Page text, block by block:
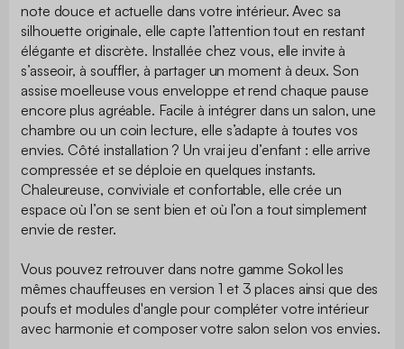
note douce et actuelle dans votre intérieur. Avec sa
silhouette originale, elle capte l’attention tout en restant
élégante et discrète. Installée chez vous, elle invite à
s’asseoir, à souffler, à partager un moment à deux. Son
assise moelleuse vous enveloppe et rend chaque pause
encore plus agréable. Facile à intégrer dans un salon, une
chambre ou un coin lecture, elle s’adapte à toutes vos
envies. Côté installation ? Un vrai jeu d’enfant : elle arrive
compressée et se déploie en quelques instants.
Chaleureuse, conviviale et confortable, elle crée un
espace où l’on se sent bien et où l’on a tout simplement
envie de rester.
Vous pouvez retrouver dans notre gamme Sokol les
mêmes chauffeuses en version 1 et 3 places ainsi que des
poufs et modules d'angle pour compléter votre intérieur
avec harmonie et composer votre salon selon vos envies.